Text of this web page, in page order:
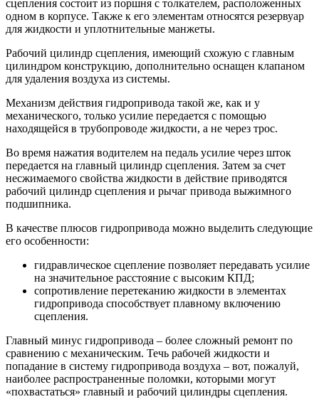
сцепления состоит из поршня с толкателем, расположенных
одном в корпусе. Также к его элементам относятся резервуар
для жидкости и уплотнительные манжеты.
Рабочий цилиндр сцепления, имеющий схожую с главным
цилиндром конструкцию, дополнительно оснащен клапаном
для удаления воздуха из системы.
Механизм действия гидропривода такой же, как и у
механического, только усилие передается с помощью
находящейся в трубопроводе жидкости, а не через трос.
Во время нажатия водителем на педаль усилие через шток
передается на главный цилиндр сцепления. Затем за счет
несжимаемого свойства жидкости в действие приводятся
рабочий цилиндр сцепления и рычаг привода выжимного
подшипника.
В качестве плюсов гидропривода можно выделить следующие
его особенности:
гидравлическое сцепление позволяет передавать усилие
на значительное расстояние с высоким КПД;
сопротивление перетеканию жидкости в элементах
гидропривода способствует плавному включению
сцепления.
Главный минус гидропривода – более сложный ремонт по
сравнению с механическим. Течь рабочей жидкости и
попадание в систему гидропривода воздуха – вот, пожалуй,
наиболее распространенные поломки, которыми могут
«похвастаться» главный и рабочий цилиндры сцепления.